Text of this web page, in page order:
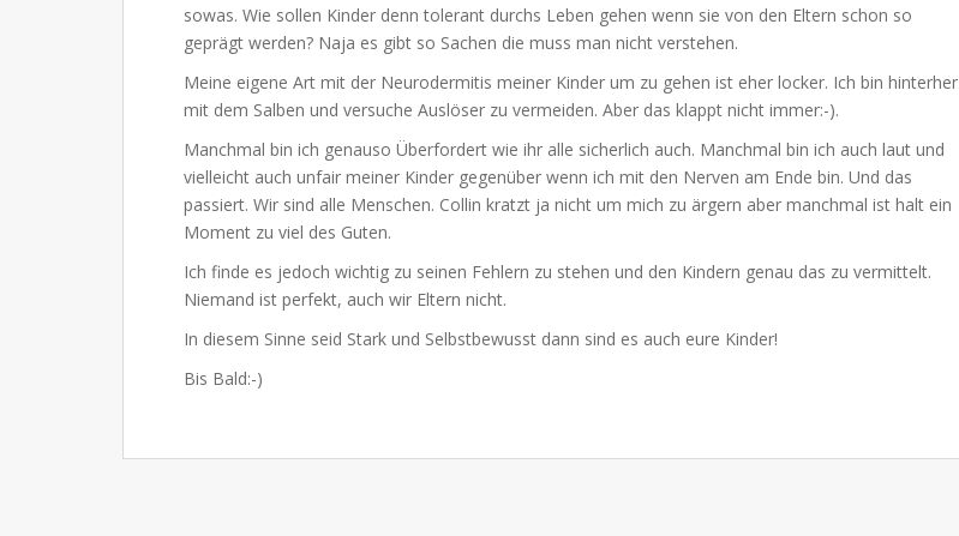
sowas. Wie sollen Kinder denn tolerant durchs Leben gehen wenn sie von den Eltern schon so
geprägt werden? Naja es gibt so Sachen die muss man nicht verstehen.
Meine eigene Art mit der Neurodermitis meiner Kinder um zu gehen ist eher locker. Ich bin hinterher
mit dem Salben und versuche Auslöser zu vermeiden. Aber das klappt nicht immer:-).
Manchmal bin ich genauso Überfordert wie ihr alle sicherlich auch. Manchmal bin ich auch laut und
vielleicht auch unfair meiner Kinder gegenüber wenn ich mit den Nerven am Ende bin. Und das
passiert. Wir sind alle Menschen. Collin kratzt ja nicht um mich zu ärgern aber manchmal ist halt ein
Moment zu viel des Guten.
Ich finde es jedoch wichtig zu seinen Fehlern zu stehen und den Kindern genau das zu vermittelt.
Niemand ist perfekt, auch wir Eltern nicht.
In diesem Sinne seid Stark und Selbstbewusst dann sind es auch eure Kinder!
Bis Bald:-)